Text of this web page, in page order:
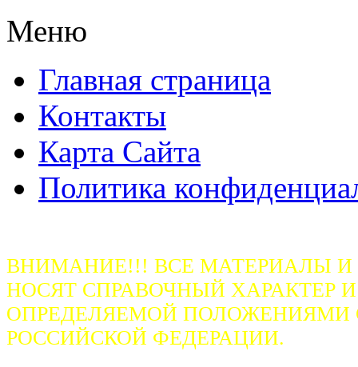
Меню
Главная страница
Контакты
Карта Сайта
Политика
ВНИМАНИЕ!!! ВСЕ МАТЕРИАЛЫ
НОСЯТ СПРАВОЧНЫЙ ХАРАКТЕР
ОПРЕДЕЛЯЕМОЙ ПОЛОЖЕНИЯМИ
РОССИЙСКОЙ ФЕДЕРАЦИИ.